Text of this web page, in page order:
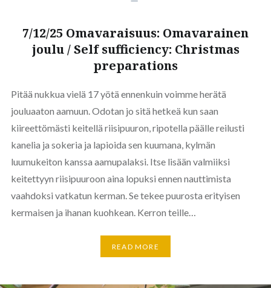
7/12/25 Omavaraisuus: Omavarainen
joulu / Self sufficiency: Christmas
preparations
Pitää nukkua vielä 17 yötä ennenkuin voimme herätä
jouluaaton aamuun. Odotan jo sitä hetkeä kun saan
kiireettömästi keitellä riisipuuron, ripotella päälle reilusti
kanelia ja sokeria ja lapioida sen kuumana, kylmän
luumukeiton kanssa aamupalaksi. Itse lisään valmiiksi
keitettyyn riisipuuroon aina lopuksi ennen nauttimista
vaahdoksi vatkatun kerman. Se tekee puurosta erityisen
kermaisen ja ihanan kuohkean. Kerron teille…
READ MORE